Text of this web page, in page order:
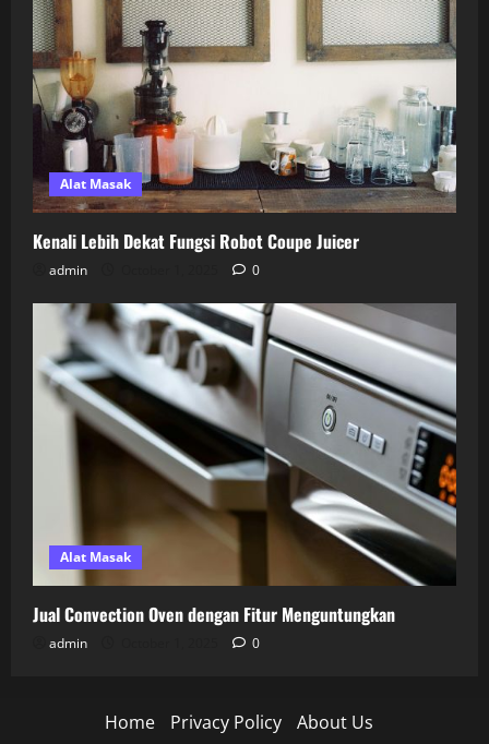
Alat Masak
Kenali Lebih Dekat Fungsi Robot Coupe Juicer
admin 0
Alat Masak
Jual Convection Oven dengan Fitur Menguntungkan
admin 0
Home Privacy Policy About Us